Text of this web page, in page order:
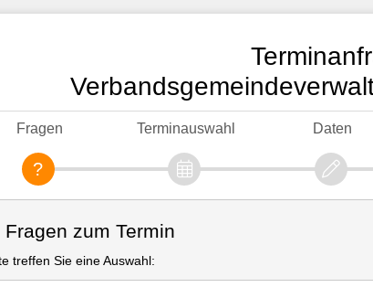
Fragen Terminauswahl Daten
Fragen zum Termin
treffen Sie eine Auswahl: